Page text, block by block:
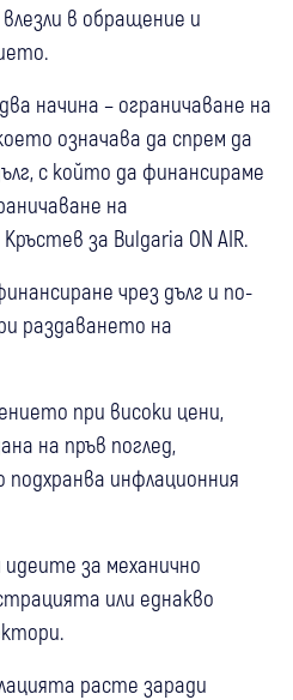
в обращение и
начина – ограничаване на
означава да спрем да
с който да финансираме
на
за Bulgaria ON AIR.
чрез дълг и по-
раздаването на
при високи цени,
на пръв поглед,
инфлационния
за механично
или еднакво
расте заради